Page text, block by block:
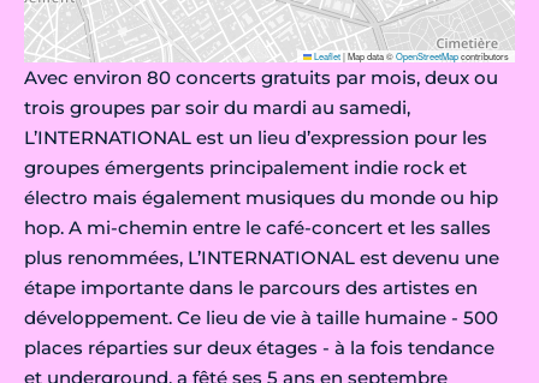
Leaflet|Map data ©OpenStreetMapcontributors
Avec environ 80 concerts gratuits par mois, deux ou
trois groupes par soir du mardi au samedi,
L’INTERNATIONAL est un lieu d’expression pour les
groupes émergents principalement indie rock et
électro mais également musiques du monde ou hip
hop. A mi-chemin entre le café-concert et les salles
plus renommées, L’INTERNATIONAL est devenu une
étape importante dans le parcours des artistes en
développement. Ce lieu de vie à taille humaine - 500
places réparties sur deux étages - à la fois tendance
et underground, a fêté ses 5 ans en septembre